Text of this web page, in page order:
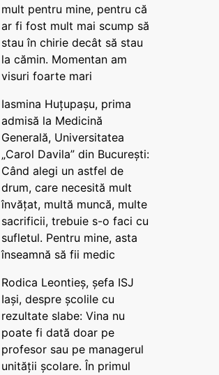
mult pentru mine, pentru că
ar fi fost mult mai scump să
stau în chirie decât să stau
la cămin. Momentan am
visuri foarte mari
Iasmina Huțupașu, prima
admisă la Medicină
Generală, Universitatea
„Carol Davila” din București:
Când alegi un astfel de
drum, care necesită mult
învățat, multă muncă, multe
sacrificii, trebuie s-o faci cu
sufletul. Pentru mine, asta
înseamnă să fii medic
Rodica Leontieș, șefa ISJ
Iași, despre școlile cu
rezultate slabe: Vina nu
poate fi dată doar pe
profesor sau pe managerul
unității școlare. În primul